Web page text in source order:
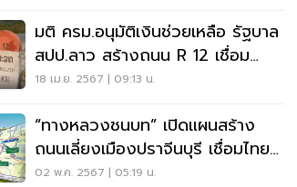
มติ ครม.อนุมัติเงินช่วยเหลือ รัฐบาล
สปป.ลาว สร้างถนน R 12 เชื่อม
นครพนม
18 เม.ย. 2567 | 09:13 น.
“ทางหลวงชนบท” เปิดแผนสร้าง
ถนนเลี่ยงเมืองปราจีนบุรี เชื่อมไทย-
กัมพูชา
02 พ.ค. 2567 | 05:19 น.